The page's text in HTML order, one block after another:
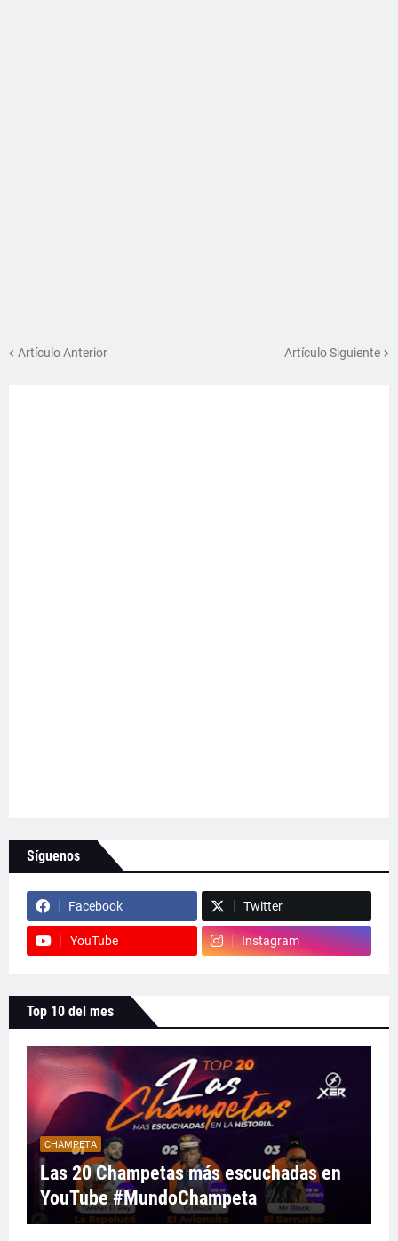
Artículo Anterior Artículo Siguiente
Síguenos
Facebook Twitter
YouTube Instagram
Top 10 del mes
CHAMPETA
Las 20 Champetas más escuchadas en
YouTube #MundoChampeta